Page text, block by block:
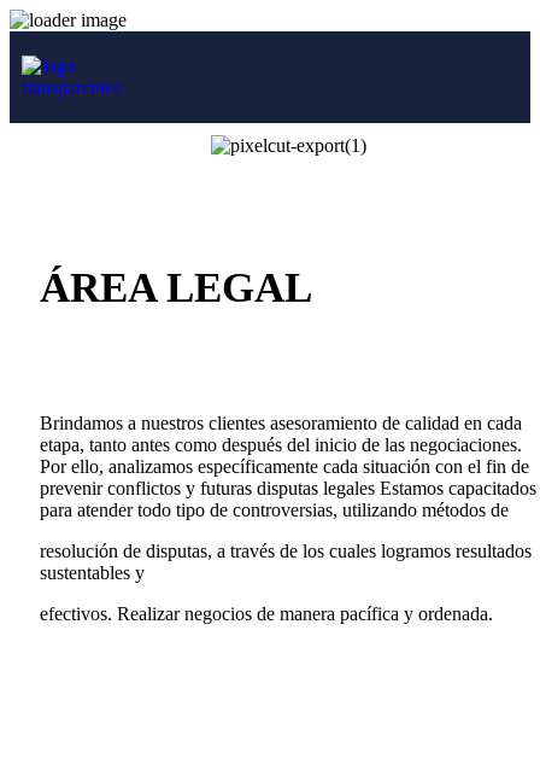
ÁREA LEGAL
Brindamos a nuestros clientes asesoramiento de calidad en cada
etapa, tanto antes como después del inicio de las negociaciones.
Por ello, analizamos específicamente cada situación con el fin de
prevenir conflictos y futuras disputas legales Estamos capacitados
para atender todo tipo de controversias, utilizando métodos de
resolución de disputas, a través de los cuales logramos resultados
sustentables y
efectivos. Realizar negocios de manera pacífica y ordenada.